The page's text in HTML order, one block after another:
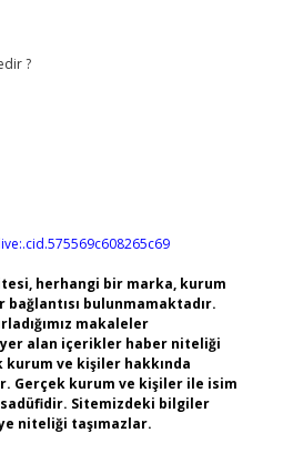
?
herhangi bir marka, kurum
bulunmamaktadır.
makaleler
yer alan içerikler haber niteliği
kurum ve kişiler hakkında
Gerçek kurum ve kişiler ile isim
Sitemizdeki bilgiler
niteliği taşımazlar.